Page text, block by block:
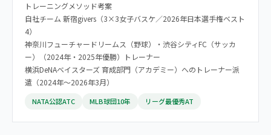
トレーニングメソッド考案
自社チーム 新宿givers（3×3女子バスケ／2026年日本選手権ベスト
4）
神奈川フューチャードリームス（野球）・渋谷シティFC（サッカ
ー）（2024年・2025年優勝）トレーナー
横浜DeNAベイスターズ 育成部門（アカデミー）へのトレーナー派
遣（2024年〜2026年3月）
NATA公認ATC MLB球団10年 リーグ最優秀AT